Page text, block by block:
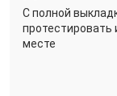
C полной
протестировать
месте